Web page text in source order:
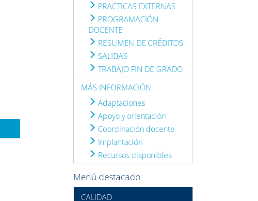
PRACTICAS EXTERNAS
PROGRAMACIÓN
DOCENTE
RESUMEN DE CRÉDITOS
SALIDAS
TRABAJO FIN DE GRADO
MÁS INFORMACIÓN
Adaptaciones
Apoyo y orientación
Coordinación docente
Implantación
Recursos disponibles
Menú destacado
CALIDAD